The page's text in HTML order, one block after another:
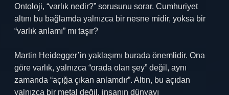
Ontoloji, “varlık nedir?” sorusunu sorar. Cumhuriyet
altını bu bağlamda yalnızca bir nesne midir, yoksa bir
“varlık anlamı” mı taşır?
Martin Heidegger’in yaklaşımı burada önemlidir. Ona
göre varlık, yalnızca “orada olan şey” değil, aynı
zamanda “açığa çıkan anlamdır”. Altın, bu açıdan
yalnızca bir metal değil, insanın dünyayı